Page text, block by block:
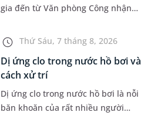
gia đến từ Văn phòng Công nhận
nhận và đánh giá cao nỗ lực duy trì
hệ thống quản lý chất lượ...
Thứ Sáu, 7 tháng 8, 2026
Dị ứng clo trong nước hồ bơi và
cách xử trí
Dị ứng clo trong nước hồ bơi là nỗi
băn khoăn của rất nhiều người